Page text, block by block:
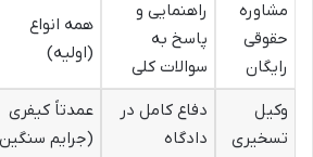
مشاوره
حقوقی
رایگان
راهنمایی و
پاسخ به
سوالات کلی
همه انواع
(اولیه)
وکیل
تسخیری
دفاع کامل در
دادگاه
عمدتاً کیفری
(جرایم